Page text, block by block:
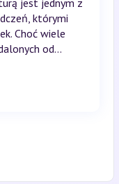
jest jednym z
którymi
Choć wiele
od...